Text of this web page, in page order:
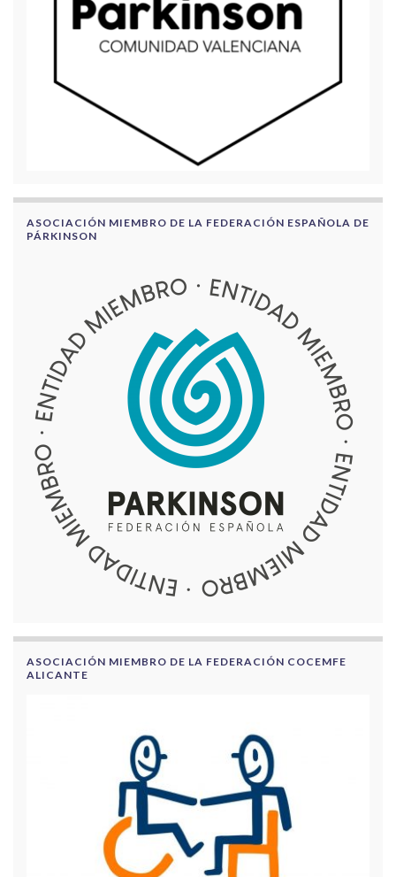
ASOCIACIÓN MIEMBRO DE LA FEDERACIÓN ESPAÑOLA DE
PÁRKINSON
ASOCIACIÓN MIEMBRO DE LA FEDERACIÓN COCEMFE
ALICANTE